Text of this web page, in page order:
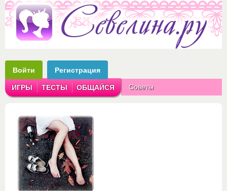
Войти Регистрация
ИГРЫ ТЕСТЫ ОБЩАЙСЯ Советы